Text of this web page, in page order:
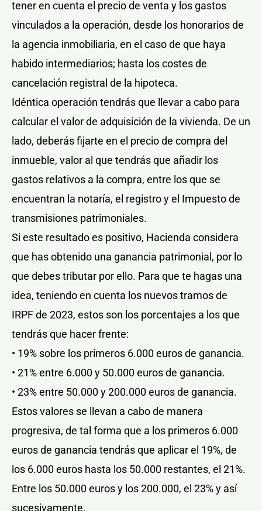
tener en cuenta el precio de venta y los gastos
vinculados a la operación, desde los honorarios de
la agencia inmobiliaria, en el caso de que haya
habido intermediarios; hasta los costes de
cancelación registral de la hipoteca.
Idéntica operación tendrás que llevar a cabo para
calcular el valor de adquisición de la vivienda. De un
lado, deberás fijarte en el precio de compra del
inmueble, valor al que tendrás que añadir los
gastos relativos a la compra, entre los que se
encuentran la notaría, el registro y el Impuesto de
transmisiones patrimoniales.
Si este resultado es positivo, Hacienda considera
que has obtenido una ganancia patrimonial, por lo
que debes tributar por ello. Para que te hagas una
idea, teniendo en cuenta los nuevos tramos de
IRPF de 2023, estos son los porcentajes a los que
tendrás que hacer frente:
• 19% sobre los primeros 6.000 euros de ganancia.
• 21% entre 6.000 y 50.000 euros de ganancia.
• 23% entre 50.000 y 200.000 euros de ganancia.
Estos valores se llevan a cabo de manera
progresiva, de tal forma que a los primeros 6.000
euros de ganancia tendrás que aplicar el 19%, de
los 6.000 euros hasta los 50.000 restantes, el 21%.
Entre los 50.000 euros y los 200.000, el 23% y así
sucesivamente.